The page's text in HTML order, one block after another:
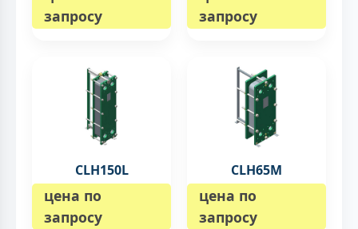
запросу
запросу
CLH150L
цена по
запросу
CLH65M
цена по
запросу